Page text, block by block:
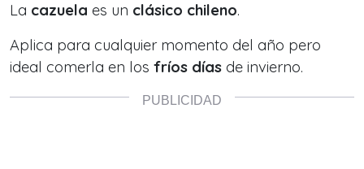
La cazuela es un clásico chileno.
Aplica para cualquier momento del año pero
ideal comerla en los fríos días de invierno.